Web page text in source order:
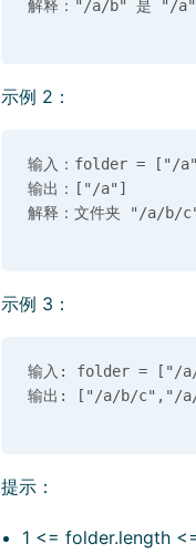
示例 2：
输入：folder = ["/
输出：["/a"]
示例 3：
输入: folder = ["/
提示：
1 <= folder.length